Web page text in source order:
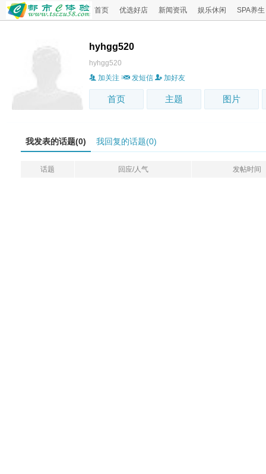
首页 优选好店 新闻资讯 娱乐休闲 SPA养生
hyhgg520
hyhgg520
加关注
发短信 加好友
首页 主题 图片
我发表的话题(0) 我回复的话题(0)
话题 回应/人气 发帖时间